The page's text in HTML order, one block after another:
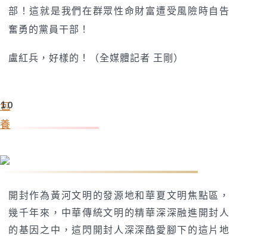
部！這就是我們在群眾性命財富遭受風險時自告
奮勇的黨員干部！
盧紅兵，好樣的！（全媒體記者 王剛）
包
養
10
開封作為黃河文明的發源地和華夏文明焦點區，
幾千年來，中華傳統文明的精華深深融進開封人
的基因之中，這閃開封人深深酷愛腳下的這片地